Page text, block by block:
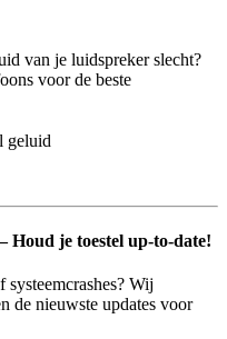
van je luidspreker slecht?
voor de beste
geluid
Houd je toestel up-to-date!
Wij
de nieuwste updates voor